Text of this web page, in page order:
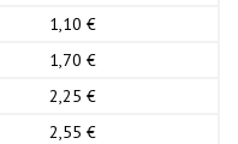
1,10 €
1,70 €
2,25 €
2,55 €